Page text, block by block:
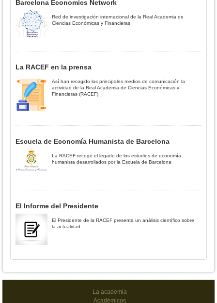
Barcelona Economics Network
Red de investigación internacional de la Real Academia de
Ciencias Económicas y Financieras
La RACEF en la prensa
Así han recogido los principales medios de comunicación la
actividad de la Real Academia de Ciencias Económicas y
Financieras (RACEF)
Escuela de Economía Humanista de Barcelona
La RACEF recoge el legado de los estudios de economía
humanista desarrollados por la Escuela de Barcelona
El Informe del Presidente
El Presidente de la RACEF presenta un análisis científico sobre
la actualidad
La academia
Académicos